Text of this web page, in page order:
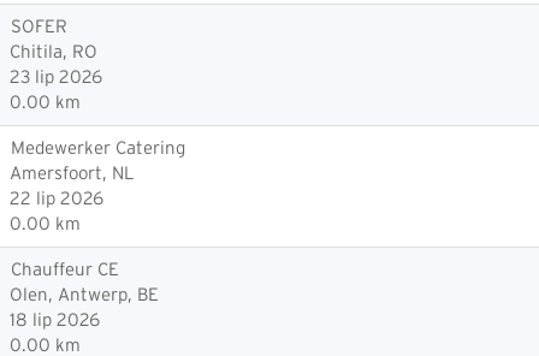
SOFER
Chitila, RO
23 lip 2026
0.00 km
Medewerker Catering
Amersfoort, NL
22 lip 2026
0.00 km
Chauffeur CE
Olen, Antwerp, BE
18 lip 2026
0.00 km